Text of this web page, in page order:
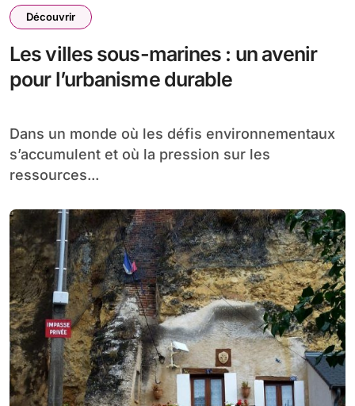
Découvrir
Les villes sous-marines : un avenir
pour l’urbanisme durable
Dans un monde où les défis environnementaux
s’accumulent et où la pression sur les
ressources...